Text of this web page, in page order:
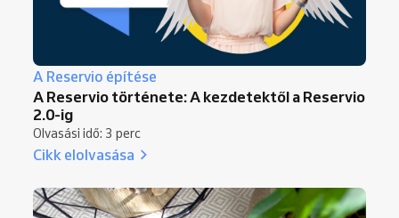
A Reservio építése
A Reservio története: A kezdetektől a Reservio
2.0-ig
Olvasási idő: 3 perc
Cikk elolvasása